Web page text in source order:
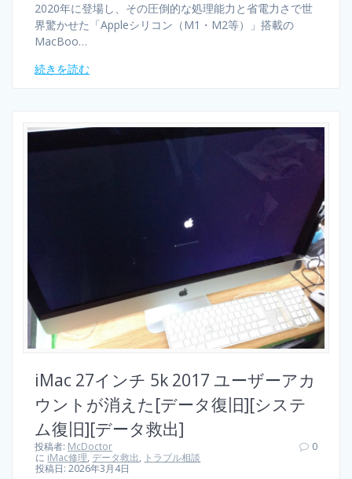
2020年に登場し、その圧倒的な処理能力と省電力さで世
界驚かせた「Appleシリコン（M1・M2等）」搭載の
MacBoo…
続きを読む
iMac 27インチ 5k 2017 ユーザーアカ
ウントが消えた[データ復旧][システ
ム復旧][データ救出]
投稿者: McDoctor
に iMac修理, データ救出, トラブル相談
投稿日: 2026年3月4日
0